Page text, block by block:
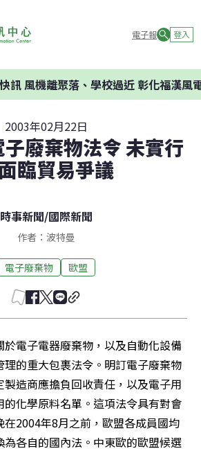
電子報 登入
訊風機離聚落、學校過近 彰化福漢風電
2003年02月22日
廢棄物法令 未實行
臨貿易爭議
時事新聞/國際新聞
作者：波特曼
電子廢棄物 歐盟
電子電器廢棄物，以及自動化設備
理的重大包裹法令。明訂電子廢棄物
造商應擔負回收責任，以及電子用
的化學原料名單。這項法令具有對會
在2004年8月之前，歐盟各成員國均
各自的國內法。中東歐的歐盟候選